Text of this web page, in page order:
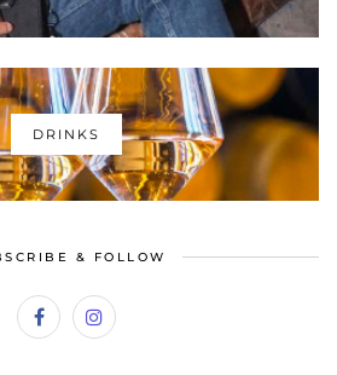
DRINKS
& FOLLOW